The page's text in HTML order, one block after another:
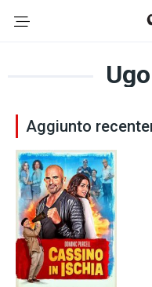
Aggiunto